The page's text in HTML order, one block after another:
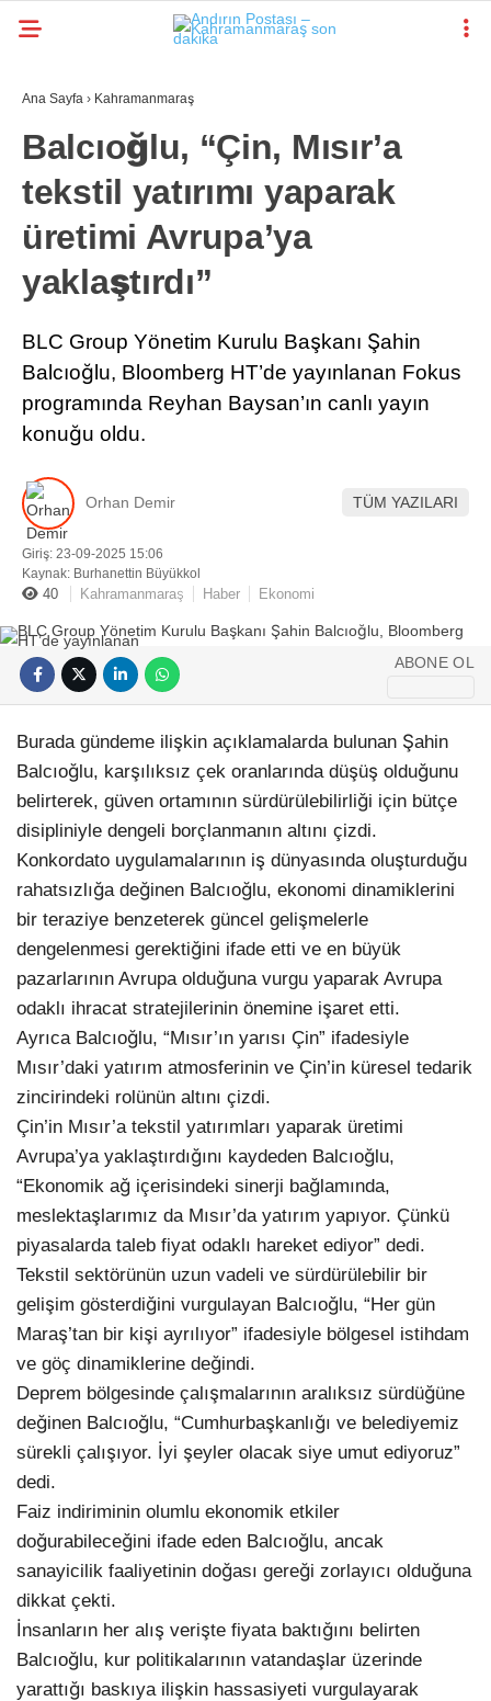
Hattı
Instagram
KAHRAMANMARAŞ
GÜNDEM
GENEL
YAYINLAR
SPOR
RESMI İLANLAR
SANAT EDEBIYAT
HABER ARŞIVI
Ana Sayfa › Kahramanmaraş
Balcıoğlu, “Çin, Mısır’a
tekstil yatırımı yaparak
üretimi Avrupa’ya
yaklaştırdı”
BLC Group Yönetim Kurulu Başkanı Şahin
Balcıoğlu, Bloomberg HT’de yayınlanan Fokus
programında Reyhan Baysan’ın canlı yayın
konuğu oldu.
Orhan Demir TÜM YAZILARI
Giriş: 23-09-2025 15:06
Kaynak: Burhanettin Büyükkol
40 Kahramanmaraş Haber Ekonomi
ABONE OL
Burada gündeme ilişkin açıklamalarda bulunan Şahin
Balcıoğlu, karşılıksız çek oranlarında düşüş olduğunu
belirterek, güven ortamının sürdürülebilirliği için bütçe
disipliniyle dengeli borçlanmanın altını çizdi.
Konkordato uygulamalarının iş dünyasında oluşturduğu
rahatsızlığa değinen Balcıoğlu, ekonomi dinamiklerini
bir teraziye benzeterek güncel gelişmelerle
dengelenmesi gerektiğini ifade etti ve en büyük
pazarlarının Avrupa olduğuna vurgu yaparak Avrupa
odaklı ihracat stratejilerinin önemine işaret etti.
Ayrıca Balcıoğlu, “Mısır’ın yarısı Çin” ifadesiyle
Mısır’daki yatırım atmosferinin ve Çin’in küresel tedarik
zincirindeki rolünün altını çizdi.
Çin’in Mısır’a tekstil yatırımları yaparak üretimi
Avrupa’ya yaklaştırdığını kaydeden Balcıoğlu,
“Ekonomik ağ içerisindeki sinerji bağlamında,
meslektaşlarımız da Mısır’da yatırım yapıyor. Çünkü
piyasalarda taleb fiyat odaklı hareket ediyor” dedi.
Tekstil sektörünün uzun vadeli ve sürdürülebilir bir
gelişim gösterdiğini vurgulayan Balcıoğlu, “Her gün
Maraş’tan bir kişi ayrılıyor” ifadesiyle bölgesel istihdam
ve göç dinamiklerine değindi.
Deprem bölgesinde çalışmalarının aralıksız sürdüğüne
değinen Balcıoğlu, “Cumhurbaşkanlığı ve belediyemiz
sürekli çalışıyor. İyi şeyler olacak siye umut ediyoruz”
dedi.
Faiz indiriminin olumlu ekonomik etkiler
doğurabileceğini ifade eden Balcıoğlu, ancak
sanayicilik faaliyetinin doğası gereği zorlayıcı olduğuna
dikkat çekti.
İnsanların her alış verişte fiyata baktığını belirten
Balcıoğlu, kur politikalarının vatandaşlar üzerinde
yarattığı baskıya ilişkin hassasiyeti vurgulayarak